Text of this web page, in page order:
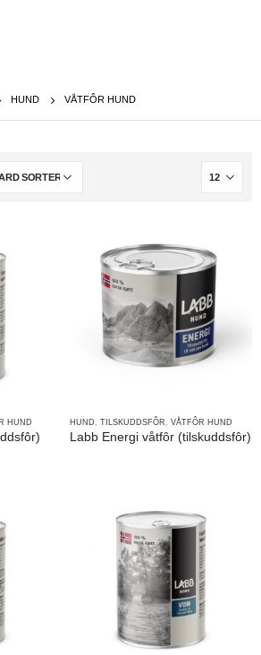
HUND VÅTFÔR HUND
HUND HUND TILSKUDDSFÔR VÅTFÔR HUND
Labb Energi våtfôr (tilskuddsfôr)